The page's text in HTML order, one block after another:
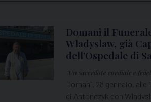
Domani il
Wladyslaw, già
dell’Ospedale di
“Un sacerdote cordiale e
Domani, 28 gennaio, alle
di Antonczyk don